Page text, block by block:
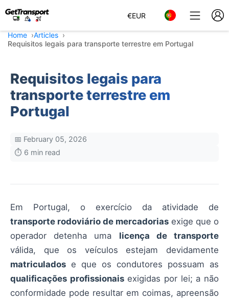
€EUR
Home
Articles
Requisitos legais para transporte terrestre em Portugal
Requisitos legais para
transporte terrestre em
Portugal
📅 February 05, 2026
⏱️ 6 min read
Em Portugal, o exercício da atividade de
transporte rodoviário de mercadorias exige que o
operador detenha uma licença de transporte
válida, que os veículos estejam devidamente
matriculados e que os condutores possuam as
qualificações profissionaisexigidas por lei; a não
conformidade pode resultar em coimas, apreensão